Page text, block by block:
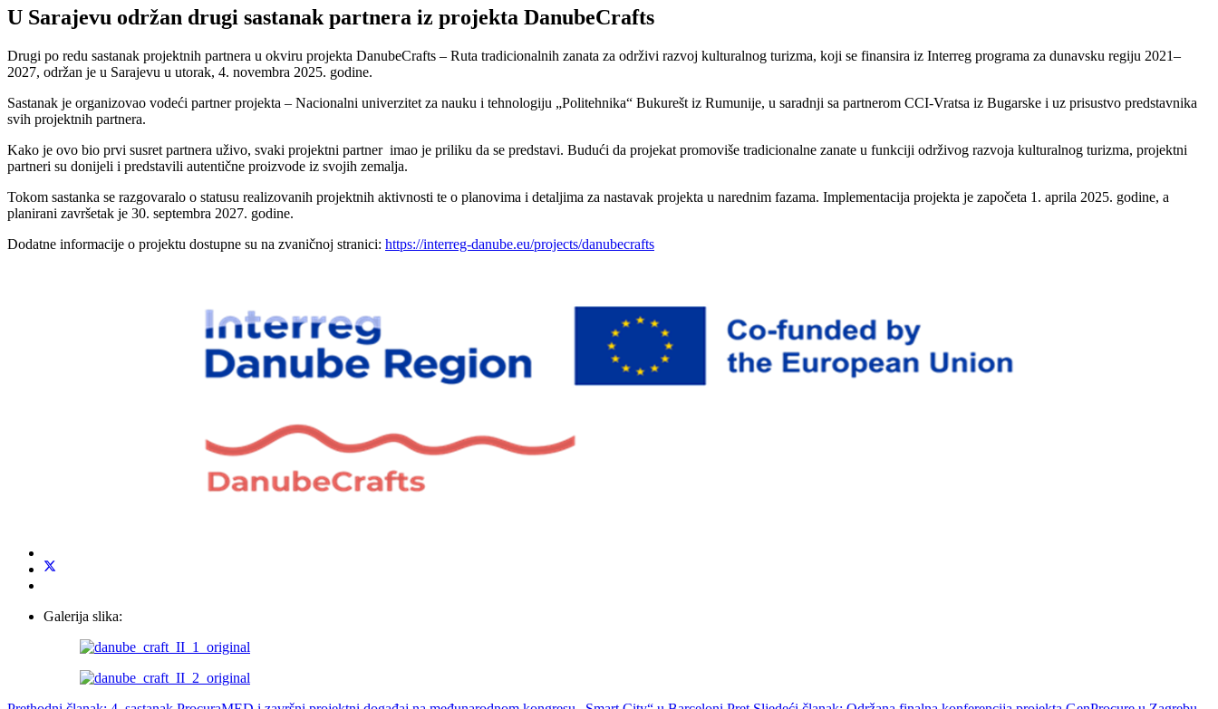
U Sarajevu održan drugi sastanak partnera iz projekta DanubeCrafts
Drugi po redu sastanak projektnih partnera u okviru projekta DanubeCrafts – Ruta tradicionalnih zanata za održivi razvoj kulturalnog turizma, koji se finansira iz Interreg programa za dunavsku regiju 2021–
2027, održan je u Sarajevu u utorak, 4. novembra 2025. godine.
Sastanak je organizovao vodeći partner projekta – Nacionalni univerzitet za nauku i tehnologiju „Politehnika“ Bukurešt iz Rumunije, u saradnji sa partnerom CCI-Vratsa iz Bugarske i uz prisustvo predstavnika
svih projektnih partnera.
Kako je ovo bio prvi susret partnera uživo, svaki projektni partner imao je priliku da se predstavi. Budući da projekat promoviše tradicionalne zanate u funkciji održivog razvoja kulturalnog turizma, projektni
partneri su donijeli i predstavili autentične proizvode iz svojih zemalja.
Tokom sastanka se razgovaralo o statusu realizovanih projektnih aktivnosti te o planovima i detaljima za nastavak projekta u narednim fazama. Implementacija projekta je započeta 1. aprila 2025. godine, a
planirani završetak je 30. septembra 2027. godine.
Dodatne informacije o projektu dostupne su na zvaničnoj stranici: https://interreg-danube.eu/projects/danubecrafts
Galerija slika: